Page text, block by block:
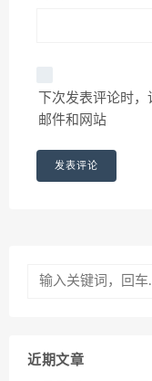
下次发表评论时
邮件和网站
近期文章